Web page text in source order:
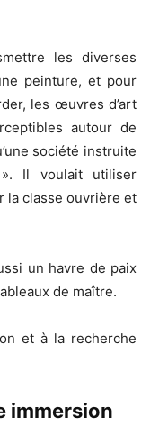
les diverses
peinture, et pour
les œuvres d’art
autour de
société instruite
Il voulait utiliser
la classe ouvrière et
un havre de paix
de maître.
et à la recherche
immersion